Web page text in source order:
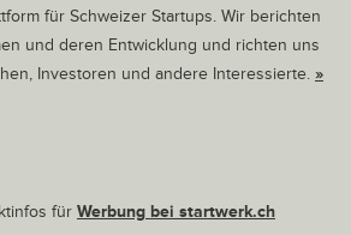
für Schweizer Startups. Wir berichten
und deren Entwicklung und richten uns
Investoren und andere Interessierte. »
für Werbung bei startwerk.ch